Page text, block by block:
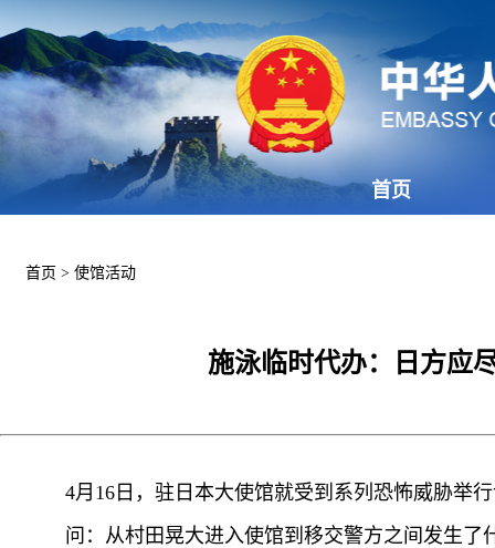
首页
首页 > 使馆活动
施泳临时代办：日方应
4月16日，驻日本大使馆就受到系列恐怖威胁举
问：从村田晃大进入使馆到移交警方之间发生